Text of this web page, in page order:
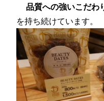
品質への強いこだわ
を持ち続けています。